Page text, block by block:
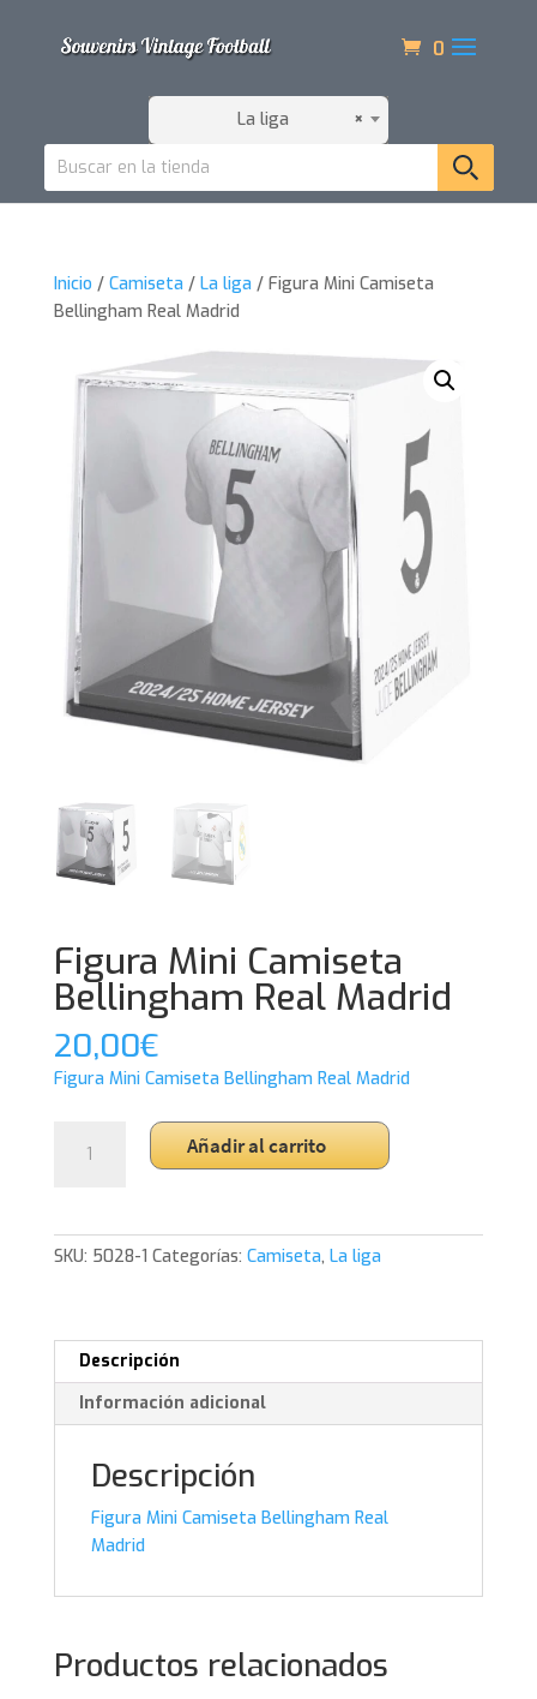
0
×
La liga
Inicio / Camiseta / La liga / Figura Mini Camiseta
Bellingham Real Madrid
Figura Mini Camiseta
Bellingham Real Madrid
20,00€
Figura Mini Camiseta Bellingham Real Madrid
Real
Añadir al carrito
SKU: 5028-1 Categorías: Camiseta, La liga
Descripción
Información adicional
Descripción
Figura Mini Camiseta Bellingham Real
Madrid
Productos relacionados